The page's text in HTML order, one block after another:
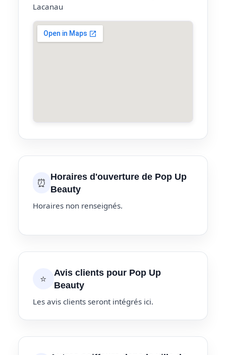
Lacanau
⏰ Horaires d'ouverture de Pop Up
Beauty
Horaires non renseignés.
⭐
Avis clients pour Pop Up
Beauty
Les avis clients seront intégrés ici.